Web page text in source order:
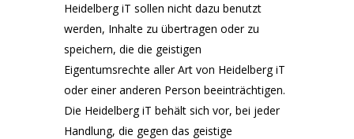
Heidelberg iT sollen nicht dazu benutzt
werden, Inhalte zu übertragen oder zu
speichern, die die geistigen
Eigentumsrechte aller Art von Heidelberg iT
oder einer anderen Person beeinträchtigen.
Die Heidelberg iT behält sich vor, bei jeder
Handlung, die gegen das geistige